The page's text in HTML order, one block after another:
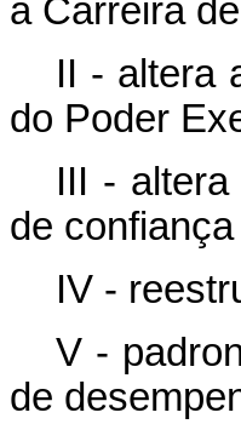
a Carreira
II - altera
do Poder
III -
de
IV -
V -
de